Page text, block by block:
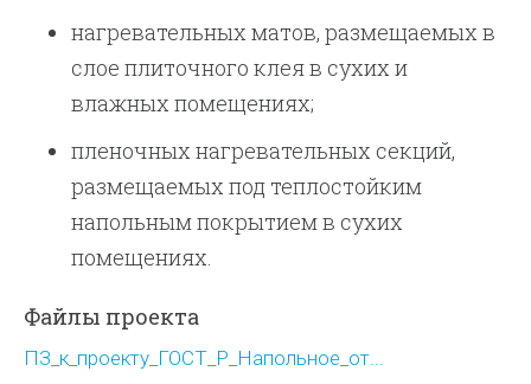
нагревательных матов, размещаемых в
слое плиточного клея в сухих и
влажных помещениях;
пленочных нагревательных секций,
размещаемых под теплостойким
напольным покрытием в сухих
помещениях.
Файлы проекта
ПЗ_к_проекту_ГОСТ_Р_Напольное_от...